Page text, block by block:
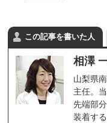
この記事を書いた人
相澤
山梨県
主任。
先端部
装着す